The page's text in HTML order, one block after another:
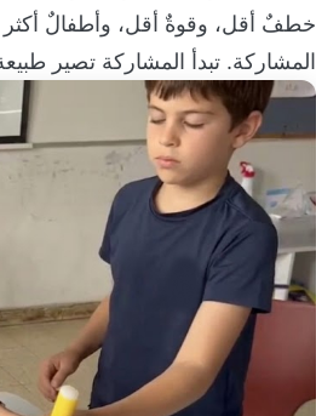
خطفٌ أقل، وقوةٌ أقل، وأطفالٌ أكثر
المشاركة. تبدأ المشاركة تصير